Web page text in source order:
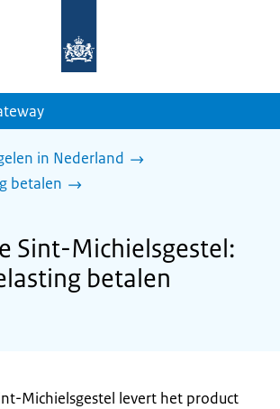
homepage
in Nederland
betalen
Sint-Michielsgestel:
betalen
Michielsgestel levert het product